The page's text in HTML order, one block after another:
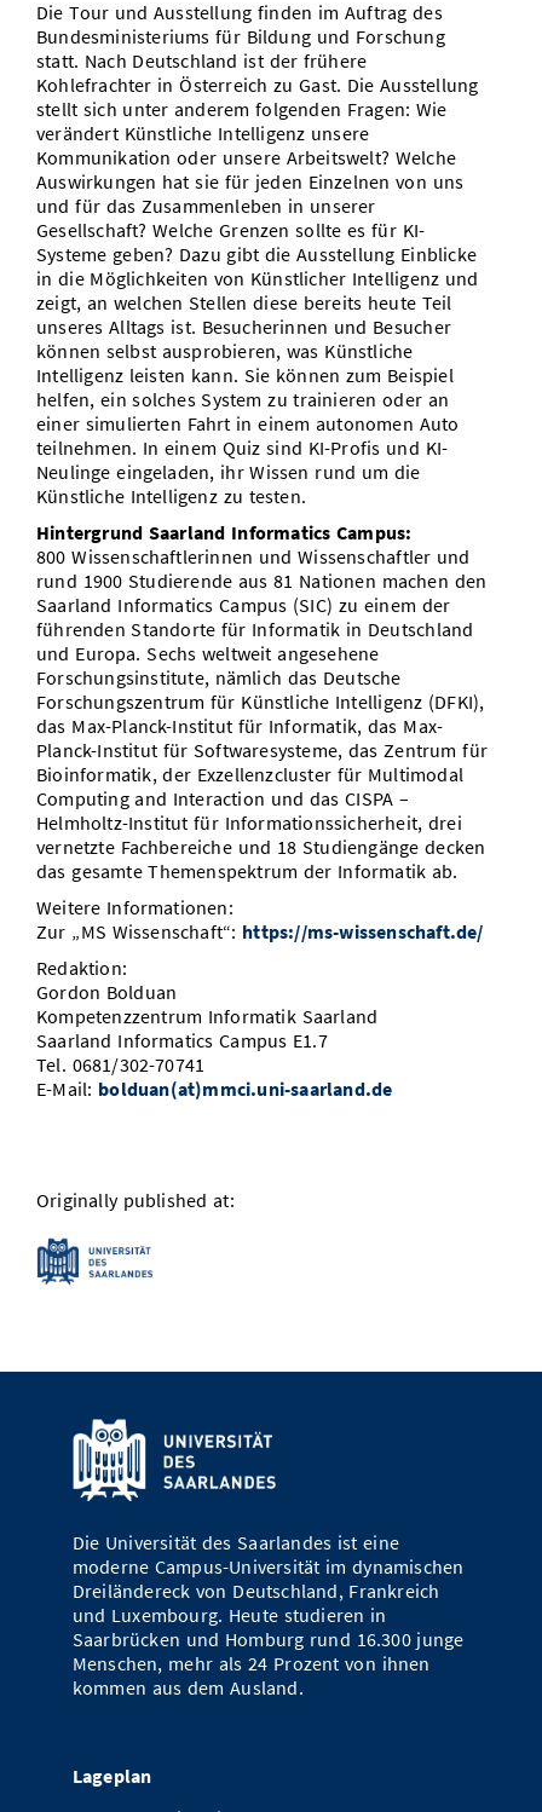
Die Tour und Ausstellung finden im Auftrag des
Bundesministeriums für Bildung und Forschung
statt. Nach Deutschland ist der frühere
Kohlefrachter in Österreich zu Gast. Die Ausstellung
stellt sich unter anderem folgenden Fragen: Wie
verändert Künstliche Intelligenz unsere
Kommunikation oder unsere Arbeitswelt? Welche
Auswirkungen hat sie für jeden Einzelnen von uns
und für das Zusammenleben in unserer
Gesellschaft? Welche Grenzen sollte es für KI-
Systeme geben? Dazu gibt die Ausstellung Einblicke
in die Möglichkeiten von Künstlicher Intelligenz und
zeigt, an welchen Stellen diese bereits heute Teil
unseres Alltags ist. Besucherinnen und Besucher
können selbst ausprobieren, was Künstliche
Intelligenz leisten kann. Sie können zum Beispiel
helfen, ein solches System zu trainieren oder an
einer simulierten Fahrt in einem autonomen Auto
teilnehmen. In einem Quiz sind KI-Profis und KI-
Neulinge eingeladen, ihr Wissen rund um die
Künstliche Intelligenz zu testen.
Hintergrund Saarland Informatics Campus:
800 Wissenschaftlerinnen und Wissenschaftler und
rund 1900 Studierende aus 81 Nationen machen den
Saarland Informatics Campus (SIC) zu einem der
führenden Standorte für Informatik in Deutschland
und Europa. Sechs weltweit angesehene
Forschungsinstitute, nämlich das Deutsche
Forschungszentrum für Künstliche Intelligenz (DFKI),
das Max-Planck-Institut für Informatik, das Max-
Planck-Institut für Softwaresysteme, das Zentrum für
Bioinformatik, der Exzellenzcluster für Multimodal
Computing and Interaction und das CISPA –
Helmholtz-Institut für Informationssicherheit, drei
vernetzte Fachbereiche und 18 Studiengänge decken
das gesamte Themenspektrum der Informatik ab.
Weitere Informationen:
Zur „MS Wissenschaft“: https://ms-wissenschaft.de/
Redaktion:
Gordon Bolduan
Kompetenzzentrum Informatik Saarland
Saarland Informatics Campus E1.7
Tel. 0681/302-70741
E-Mail: bolduan(at)mmci.uni-saarland.de
Originally published at:
Die Universität des Saarlandes ist eine
moderne Campus-Universität im dynamischen
Dreiländereck von Deutschland, Frankreich
und Luxembourg. Heute studieren in
Saarbrücken und Homburg rund 16.300 junge
Menschen, mehr als 24 Prozent von ihnen
kommen aus dem Ausland.
Lageplan